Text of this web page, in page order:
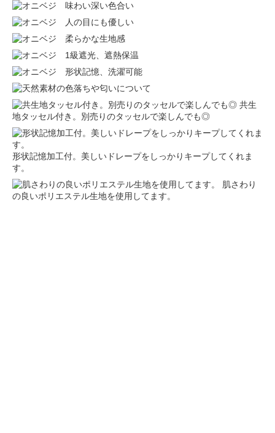
共生
地タッセル付き。別売りのタッセルで楽しんでも◎
形状記憶加工付。美しいドレープをしっかりキープしてくれま
す。
肌さわり
の良いポリエステル生地を使用してます。